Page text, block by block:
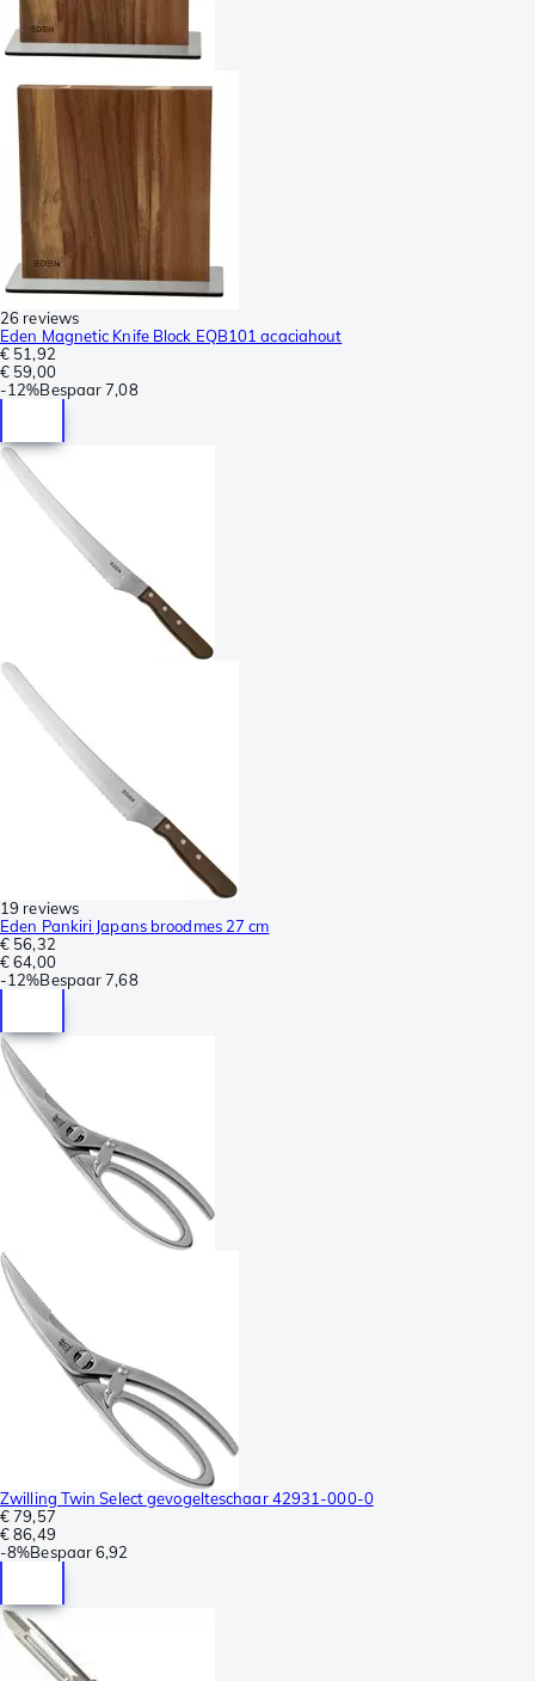
26 reviews
Eden Magnetic Knife Block EQB101 acaciahout
€ 51,92
€ 59,00
-12%Bespaar 7,08
19 reviews
Eden Pankiri Japans broodmes 27 cm
€ 56,32
€ 64,00
-12%Bespaar 7,68
Zwilling Twin Select gevogelteschaar 42931-000-0
€ 79,57
€ 86,49
-8%Bespaar6,92